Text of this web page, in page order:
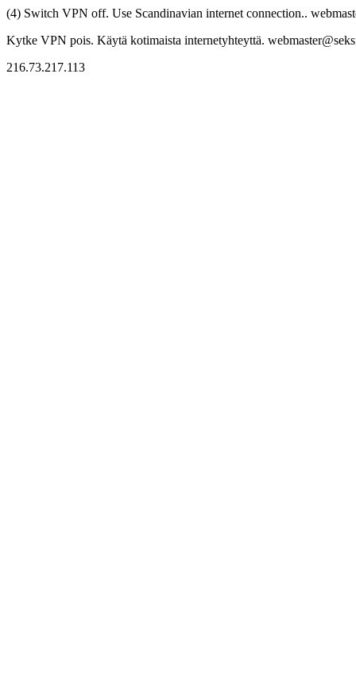
(4) Switch VPN off. Use Scandinavian internet connection..
Kytke VPN pois. Käytä kotimaista internetyhteyttä.
216.73.217.113